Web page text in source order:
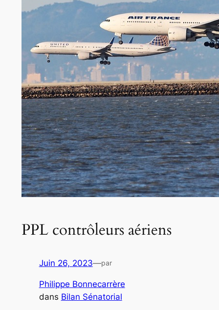
PPL contrôleurs aériens
Juin 26, 2023—par
Philippe Bonnecarrère
dans Bilan Sénatorial